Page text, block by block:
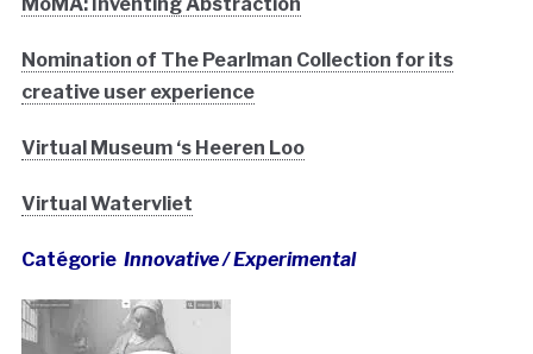
Nomination of The Pearlman Collection for its
creative user experience
Virtual Museum ‘s Heeren Loo
Virtual Watervliet
Catégorie Innovative / Experimental